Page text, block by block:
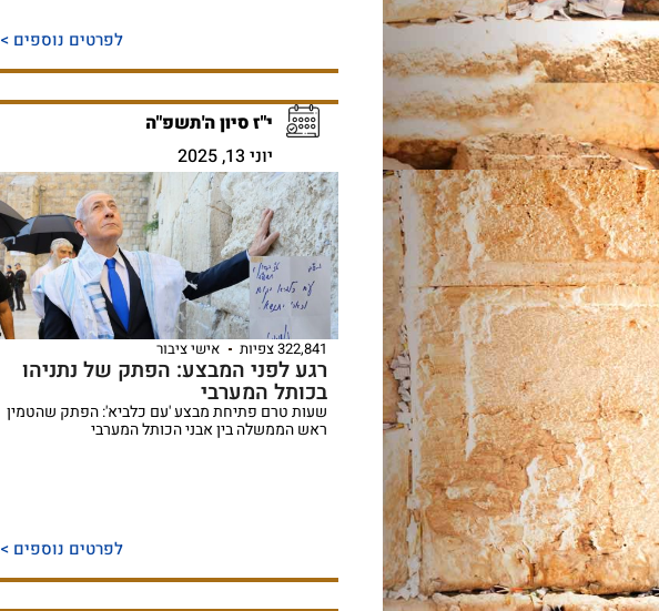
לפרטים נוספים >
י"ז סיון ה'תשפ"ה
יוני 13, 2025
322,841 צפיות אישי ציבור
רגע לפני המבצע: הפתק של נתניהו
בכותל המערבי
שעות טרם פתיחת מבצע 'עם כלביא': הפתק שהטמין
ראש הממשלה בין אבני הכותל המערבי
לפרטים נוספים >